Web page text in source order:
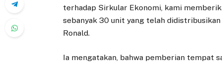
terhadap Sirkular Ekonomi, kami
sebanyak 30 unit yang telah
Ronald.
Ia mengatakan, bahwa pemberian tempat